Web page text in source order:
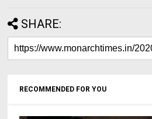
SHARE:
RECOMMENDED FOR YOU